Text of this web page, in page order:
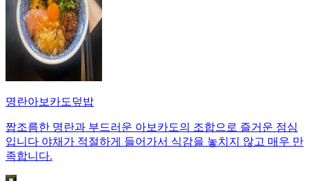
명란아보카도덮밥
짭조름한 명란과 부드러운 아보카도의 조합으로 즐거운 점심
입니다 야채가 적절하게 들어가서 식감을 놓치지 않고 매우 만
족합니다.